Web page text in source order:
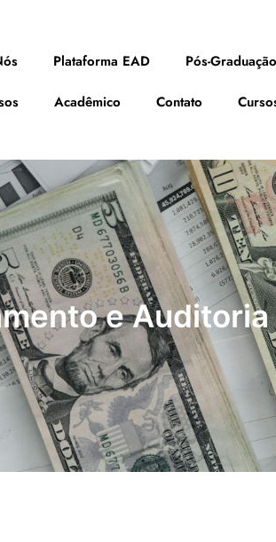
Plataforma EAD Pós-Graduação
Acadêmico Contato
e